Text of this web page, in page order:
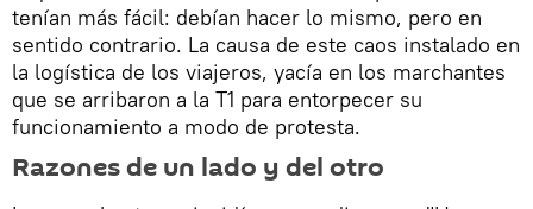
tenían más fácil: debían hacer lo mismo, pero en
sentido contrario. La causa de este caos instalado en
la logística de los viajeros, yacía en los marchantes
que se arribaron a la T1 para entorpecer su
funcionamiento a modo de protesta.
Razones de un lado y del otro